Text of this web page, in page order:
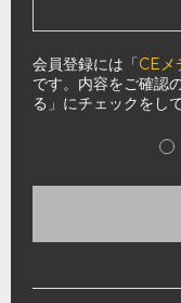
会員登録には「CEメ
です。内容をご確認
る」にチェックをし